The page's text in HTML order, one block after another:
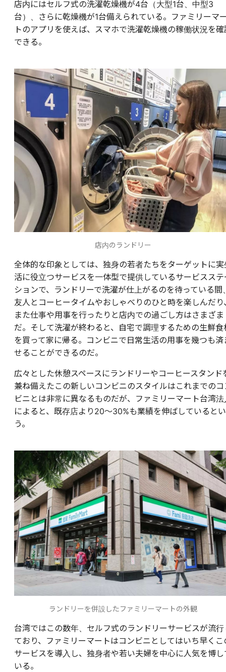
店内にはセルフ式の洗濯乾燥機が4台（大型1台、中型3
台）、さらに乾燥機が1台備えられている。ファミリーマ
トのアプリを使えば、スマホで洗濯乾燥機の稼働状況を確
できる。
店内のランドリー
全体的な印象としては、独身の若者たちをターゲットに実
活に役立つサービスを一体型で提供しているサービスステ
ションで、ランドリーで洗濯が仕上がるのを待っている間
友人とコーヒータイムやおしゃべりのひと時を楽しんだり
また仕事や用事を行ったりと店内での過ごし方はさまざま
だ。そして洗濯が終わると、自宅で調理するための生鮮食
を買って家に帰る。コンビニで日常生活の用事を幾つも済
せることができるのだ。
広々とした休憩スペースにランドリーやコーヒースタンド
兼ね備えたこの新しいコンビニのスタイルはこれまでのコ
ビニとは非常に異なるものだが、ファミリーマート台湾法
によると、既存店より20～30%も業績を伸ばしているとい
う。
ランドリーを併設したファミリーマートの外観
台湾ではこの数年、セルフ式のランドリーサービスが流行
ており、ファミリーマートはコンビニとしてはいち早くこ
サービスを導入し、独身者や若い夫婦を中心に人気を博し
いる。